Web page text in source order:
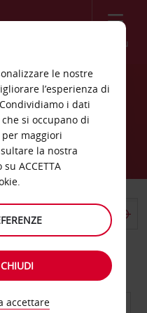
Menù
diversa
GIORNO
le nostre
l’esperienza di
i dati
si occupano di
maggiori
la nostra
ACCETTA
accettare